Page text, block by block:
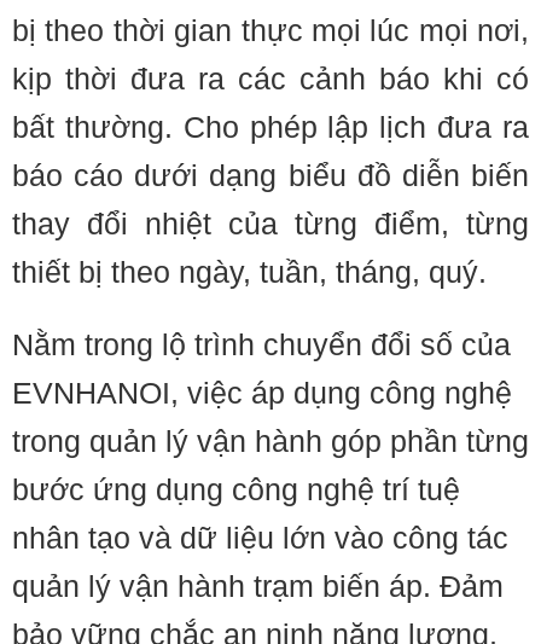
bị theo thời gian thực mọi lúc mọi nơi,
kịp thời đưa ra các cảnh báo khi có
bất thường. Cho phép lập lịch đưa ra
báo cáo dưới dạng biểu đồ diễn biến
thay đổi nhiệt của từng điểm, từng
thiết bị theo ngày, tuần, tháng, quý.
Nằm trong lộ trình chuyển đổi số của
EVNHANOI, việc áp dụng công nghệ
trong quản lý vận hành góp phần từng
bước ứng dụng công nghệ trí tuệ
nhân tạo và dữ liệu lớn vào công tác
quản lý vận hành trạm biến áp. Đảm
bảo vững chắc an ninh năng lượng,